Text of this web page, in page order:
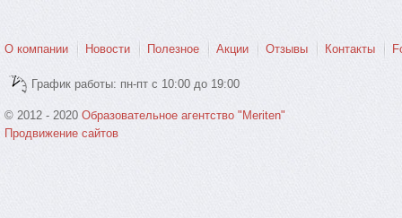
О компании Новости Полезное Акции Отзывы Контакты
График работы: пн-пт с 10:00 до 19:00
© 2012 - 2020 Образовательное агентство "Meriten"
Продвижение сайтов